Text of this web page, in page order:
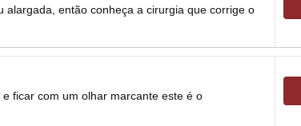
alargada, então conheça a cirurgia que corrige o
ficar com um olhar marcante este é o